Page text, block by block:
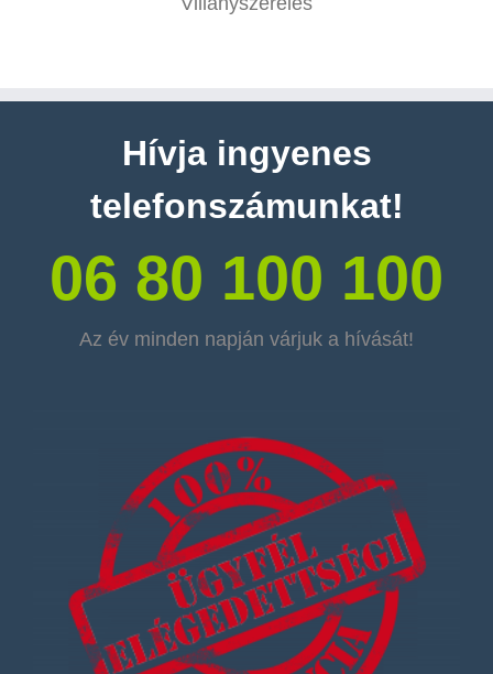
Hívja ingyenes
telefonszámunkat!
06 80 100 100
Az év minden napján várjuk a hívását!